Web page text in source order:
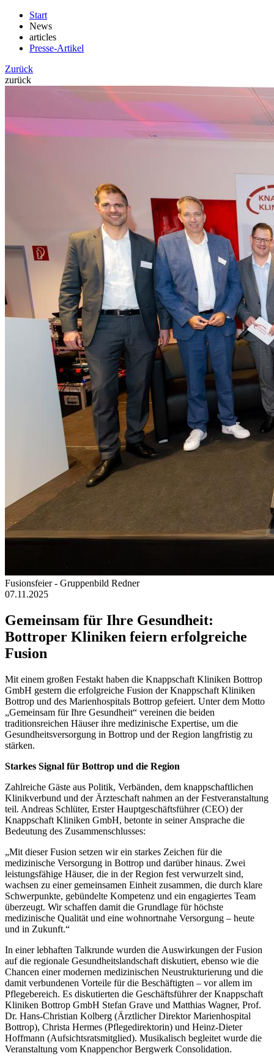
Start
News
articles
Presse-Artikel
Zurück
zurück
Fusionsfeier - Gruppenbild Redner
07.11.2025
Gemeinsam für Ihre Gesundheit:
Bottroper Kliniken feiern erfolgreiche
Fusion
Mit einem großen Festakt haben die Knappschaft Kliniken Bottrop
GmbH gestern die erfolgreiche Fusion der Knappschaft Kliniken
Bottrop und des Marienhospitals Bottrop gefeiert. Unter dem Motto
„Gemeinsam für Ihre Gesundheit“ vereinen die beiden
traditionsreichen Häuser ihre medizinische Expertise, um die
Gesundheitsversorgung in Bottrop und der Region langfristig zu
stärken.
Starkes Signal für Bottrop und die Region
Zahlreiche Gäste aus Politik, Verbänden, dem knappschaftlichen
Klinikverbund und der Ärzteschaft nahmen an der Festveranstaltung
teil. Andreas Schlüter, Erster Hauptgeschäftsführer (CEO) der
Knappschaft Kliniken GmbH, betonte in seiner Ansprache die
Bedeutung des Zusammenschlusses:
„Mit dieser Fusion setzen wir ein starkes Zeichen für die
medizinische Versorgung in Bottrop und darüber hinaus. Zwei
leistungsfähige Häuser, die in der Region fest verwurzelt sind,
wachsen zu einer gemeinsamen Einheit zusammen, die durch klare
Schwerpunkte, gebündelte Kompetenz und ein engagiertes Team
überzeugt. Wir schaffen damit die Grundlage für höchste
medizinische Qualität und eine wohnortnahe Versorgung – heute
und in Zukunft.“
In einer lebhaften Talkrunde wurden die Auswirkungen der Fusion
auf die regionale Gesundheitslandschaft diskutiert, ebenso wie die
Chancen einer modernen medizinischen Neustrukturierung und die
damit verbundenen Vorteile für die Beschäftigten – vor allem im
Pflegebereich. Es diskutierten die Geschäftsführer der Knappschaft
Kliniken Bottrop GmbH Stefan Grave und Matthias Wagner, Prof.
Dr. Hans-Christian Kolberg (Ärztlicher Direktor Marienhospital
Bottrop), Christa Hermes (Pflegedirektorin) und Heinz-Dieter
Hoffmann (Aufsichtsratsmitglied). Musikalisch begleitet wurde die
Veranstaltung vom Knappenchor Bergwerk Consolidation.